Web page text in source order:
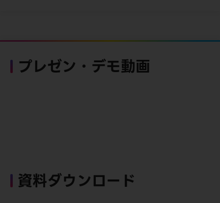
プレゼン・デモ動画
資料ダウンロード